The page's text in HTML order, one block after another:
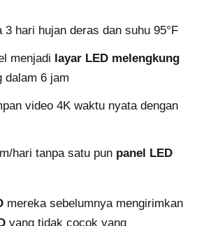
Harga
Video LED
3 hari hujan deras dan suhu 95°F
menjadi layar LED melengkung
dalam 6 jam
video 4K waktu nyata dengan
hari tanpa satu pun panel LED
mereka sebelumnya mengirimkan
yang tidak cocok yang